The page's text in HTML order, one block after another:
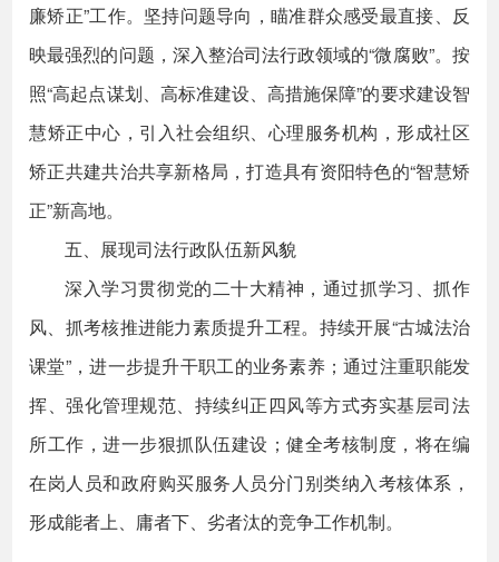
廉矫正”工作。坚持问题导向，瞄准群众感受最直接、反
映最强烈的问题，深入整治司法行政领域的“微腐败”。按
照“高起点谋划、高标准建设、高措施保障”的要求建设智
慧矫正中心，引入社会组织、心理服务机构，形成社区
矫正共建共治共享新格局，打造具有资阳特色的“智慧矫
正”新高地。
五、展现司法行政队伍新风貌
深入学习贯彻党的二十大精神，通过抓学习、抓作
风、抓考核推进能力素质提升工程。持续开展“古城法治
课堂”，进一步提升干职工的业务素养；通过注重职能发
挥、强化管理规范、持续纠正四风等方式夯实基层司法
所工作，进一步狠抓队伍建设；健全考核制度，将在编
在岗人员和政府购买服务人员分门别类纳入考核体系，
形成能者上、庸者下、劣者汰的竞争工作机制。